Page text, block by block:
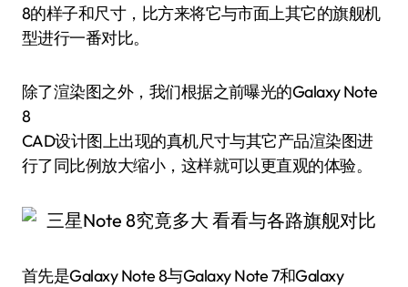
8的样子和尺寸，比方来将它与市面上其它的旗舰机
型进行一番对比。
除了渲染图之外，我们根据之前曝光的Galaxy Note
8
CAD设计图上出现的真机尺寸与其它产品渲染图进
行了同比例放大缩小，这样就可以更直观的体验。
首先是Galaxy Note 8与Galaxy Note 7和Galaxy